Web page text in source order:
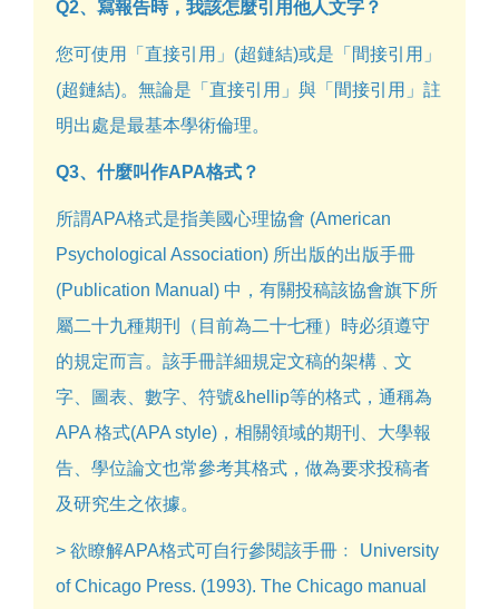
Q2、寫報告時，我該怎麼引用他人文字？
您可使用「直接引用」(超鏈結)或是「間接引用」
(超鏈結)。無論是「直接引用」與「間接引用」註
明出處是最基本學術倫理。
Q3、什麼叫作APA格式？
所謂APA格式是指美國心理協會 (American
Psychological Association) 所出版的出版手冊
(Publication Manual) 中，有關投稿該協會旗下所
屬二十九種期刊（目前為二十七種）時必須遵守
的規定而言。該手冊詳細規定文稿的架構﹑文
字、圖表、數字、符號&hellip等的格式，通稱為
APA 格式(APA style)，相關領域的期刊、大學報
告、學位論文也常參考其格式，做為要求投稿者
及研究生之依據。
> 欲瞭解APA格式可自行參閱該手冊﹕ University
of Chicago Press. (1993). The Chicago manual